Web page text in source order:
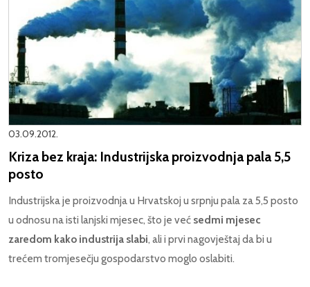
03.09.2012.
Kriza bez kraja: Industrijska proizvodnja pala 5,5
posto
Industrijska je proizvodnja u Hrvatskoj u srpnju pala za 5,5 posto
u odnosu na isti lanjski mjesec, što je već sedmi mjesec
zaredom kako industrija slabi, ali i prvi nagovještaj da bi u
trećem tromjesečju gospodarstvo moglo oslabiti.